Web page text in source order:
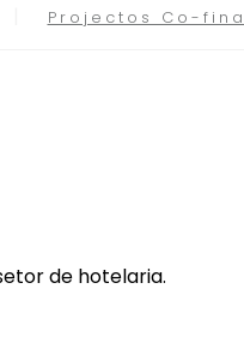
Projectos Co-
de hotelaria.